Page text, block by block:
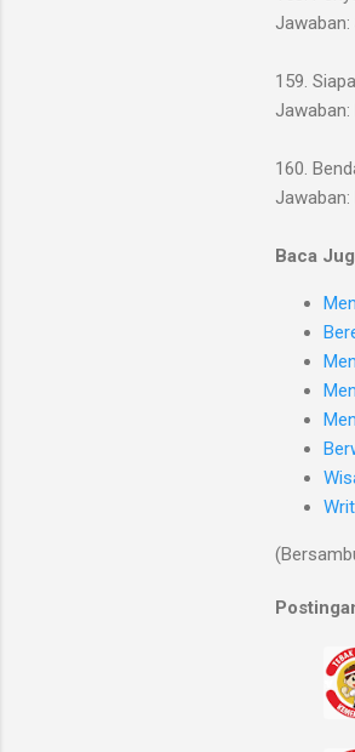
Jawaban:
159.
160.
Baca